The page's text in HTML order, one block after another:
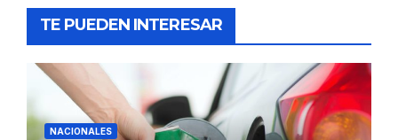
TE PUEDEN INTERESAR
NACIONALES